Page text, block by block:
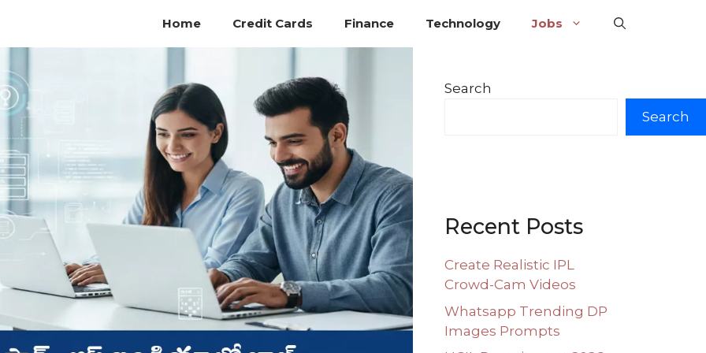
Home Credit Cards Finance Technology Jobs
Search
Search
Recent Posts
Create Realistic IPL
Crowd-Cam Videos
Whatsapp Trending DP
Images Prompts